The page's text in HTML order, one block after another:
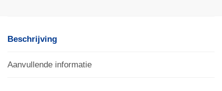
Beschrijving
Aanvullende informatie